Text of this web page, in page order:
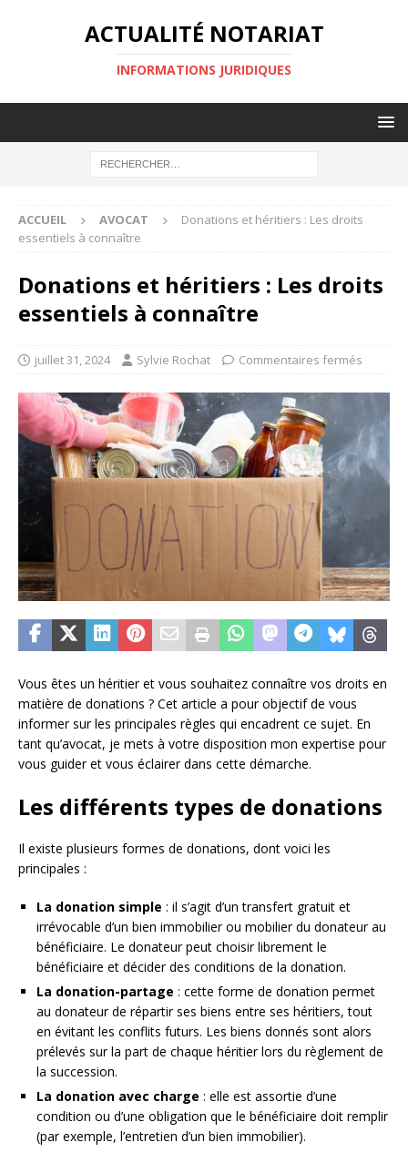
ACTUALITÉ NOTARIAT
INFORMATIONS JURIDIQUES
ACCUEIL AVOCAT
Donations et héritiers : Les droits
essentiels à connaître
Donations et héritiers : Les droits
essentiels à connaître
juillet 31, 2024 Sylvie Rochat Commentaires fermés
Vous êtes un héritier et vous souhaitez connaître vos droits en
matière de donations ? Cet article a pour objectif de vous
informer sur les principales règles qui encadrent ce sujet. En
tant qu’avocat, je mets à votre disposition mon expertise pour
vous guider et vous éclairer dans cette démarche.
Les différents types de donations
Il existe plusieurs formes de donations, dont voici les
principales :
La donation simple : il s’agit d’un transfert gratuit et
irrévocable d’un bien immobilier ou mobilier du donateur au
bénéficiaire. Le donateur peut choisir librement le
bénéficiaire et décider des conditions de la donation.
La donation-partage : cette forme de donation permet
au donateur de répartir ses biens entre ses héritiers, tout
en évitant les conflits futurs. Les biens donnés sont alors
prélevés sur la part de chaque héritier lors du règlement de
la succession.
La donation avec charge : elle est assortie d’une
condition ou d’une obligation que le bénéficiaire doit remplir
(par exemple, l’entretien d’un bien immobilier).